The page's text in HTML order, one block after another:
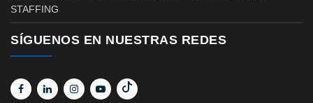
STAFFING
SÍGUENOS EN NUESTRAS REDES